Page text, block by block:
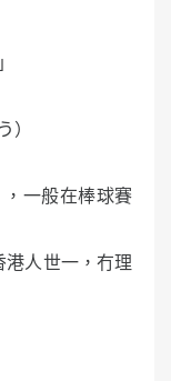
，一般在棒球賽
人世一，冇理